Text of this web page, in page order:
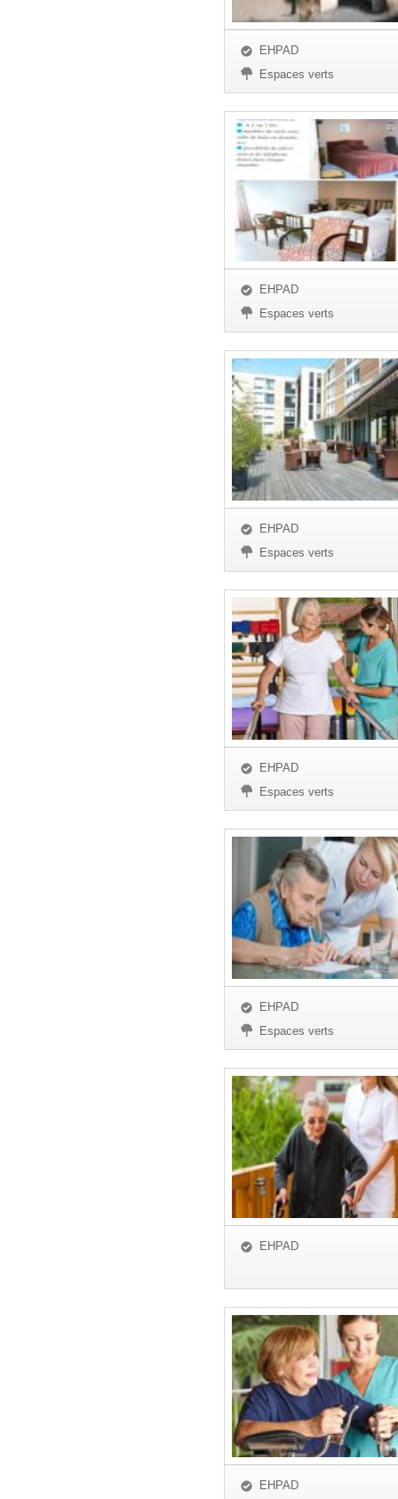
EHPAD
Espaces verts
EHPAD
Espaces verts
EHPAD
Espaces verts
EHPAD
Espaces verts
EHPAD
Espaces verts
EHPAD
EHPAD